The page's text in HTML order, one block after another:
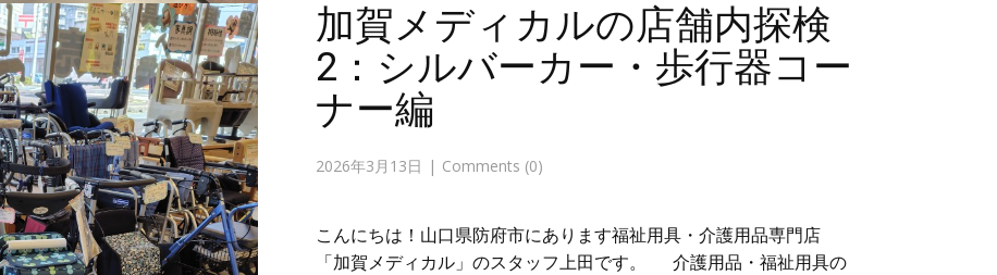
加賀メディカルの店舗内探検
2：シルバーカー・歩行器コー
ナー編
2026年3月13日 Comments (0)
こんにちは！山口県防府市にあります福祉用具・介護用品専門店
「加賀メディカル」のスタッフ上田です。 介護用品・福祉用具の